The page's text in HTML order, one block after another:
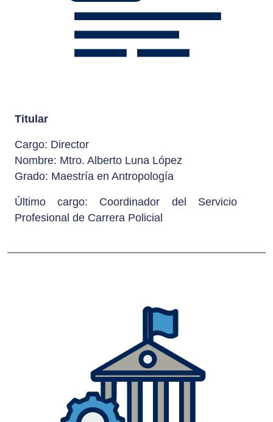
Titular
Cargo: Director
Nombre: Mtro. Alberto Luna López
Grado: Maestría en Antropología
Último cargo: Coordinador del Servicio
Profesional de Carrera Policial